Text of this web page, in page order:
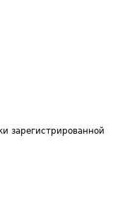
зарегистрированной